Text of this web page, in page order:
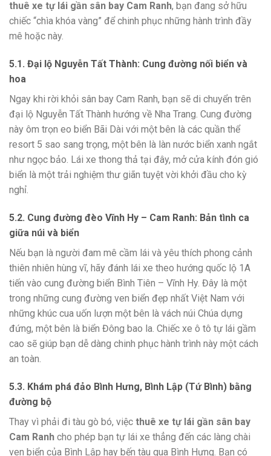
thuê xe tự lái gần sân bay Cam Ranh, bạn đang sở hữu
chiếc “chìa khóa vàng” để chinh phục những hành trình đầy
mê hoặc này.
5.1. Đại lộ Nguyễn Tất Thành: Cung đường nối biển và
hoa
Ngay khi rời khỏi sân bay Cam Ranh, bạn sẽ di chuyển trên
đại lộ Nguyễn Tất Thành hướng về Nha Trang. Cung đường
này ôm trọn eo biển Bãi Dài với một bên là các quần thể
resort 5 sao sang trọng, một bên là làn nước biển xanh ngắt
như ngọc bảo. Lái xe thong thả tại đây, mở cửa kính đón gió
biển là một trải nghiệm thư giãn tuyệt vời khởi đầu cho kỳ
nghỉ.
5.2. Cung đường đèo Vĩnh Hy – Cam Ranh: Bản tình ca
giữa núi và biển
Nếu bạn là người đam mê cầm lái và yêu thích phong cảnh
thiên nhiên hùng vĩ, hãy đánh lái xe theo hướng quốc lộ 1A
tiến vào cung đường biển Bình Tiên – Vĩnh Hy. Đây là một
trong những cung đường ven biển đẹp nhất Việt Nam với
những khúc cua uốn lượn một bên là vách núi Chúa dựng
đứng, một bên là biển Đông bao la. Chiếc xe ô tô tự lái gầm
cao sẽ giúp bạn dễ dàng chinh phục hành trình này một cách
an toàn.
5.3. Khám phá đảo Bình Hưng, Bình Lập (Tứ Bình) bằng
đường bộ
Thay vì phải đi tàu gò bó, việc thuê xe tự lái gần sân bay
Cam Ranh cho phép bạn tự lái xe thẳng đến các làng chài
ven biển của Bình Lập hay bến tàu qua Bình Hưng. Bạn có